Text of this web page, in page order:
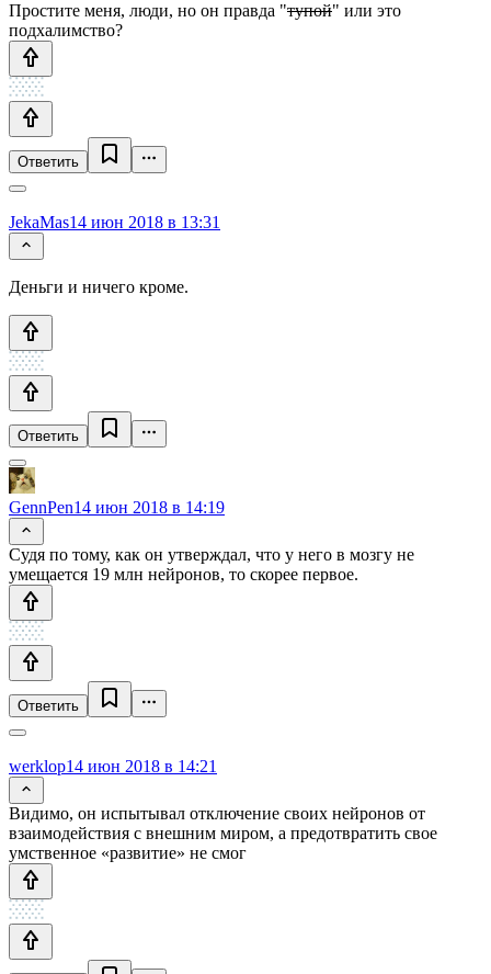
Простите меня, люди, но он правда "тупой" или это
подхалимство?
Ответить
JekaMas14 июн 2018 в 13:31
Деньги и ничего кроме.
Ответить
GennPen14 июн 2018 в 14:19
Судя по тому, как он утверждал, что у него в мозгу не
умещается 19 млн нейронов, то скорее первое.
Ответить
werklop14 июн 2018 в 14:21
Видимо, он испытывал отключение своих нейронов от
взаимодействия с внешним миром, а предотвратить свое
умственное «развитие» не смог